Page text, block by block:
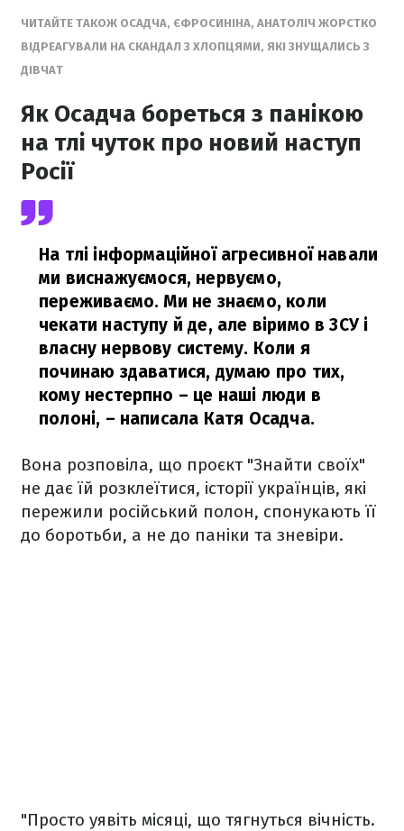
ЧИТАЙТЕ ТАКОЖ ОСАДЧА, ЄФРОСИНІНА, АНАТОЛІЧ ЖОРСТКО
ВІДРЕАГУВАЛИ НА СКАНДАЛ З ХЛОПЦЯМИ, ЯКІ ЗНУЩАЛИСЬ З
ДІВЧАТ
Як Осадча бореться з панікою
на тлі чуток про новий наступ
Росії
На тлі інформаційної агресивної навали
ми виснажуємося, нервуємо,
переживаємо. Ми не знаємо, коли
чекати наступу й де, але віримо в ЗСУ і
власну нервову систему. Коли я
починаю здаватися, думаю про тих,
кому нестерпно – це наші люди в
полоні, – написала Катя Осадча.
Вона розповіла, що проєкт "Знайти своїх"
не дає їй розклеїтися, історії українців, які
пережили російський полон, спонукають її
до боротьби, а не до паніки та зневіри.
"Просто уявіть місяці, що тягнуться вічність.